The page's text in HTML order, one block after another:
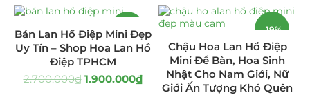
LỌC
DANH MỤC SẢN PHẨM
-30%
Bán Lan Hồ Điệp Mini Đẹp
Uy Tín – Shop Hoa Lan Hồ
Điệp TPHCM
2.700.000₫ 1.900.000₫
-19%
Chậu Hoa Lan Hồ Điệp
Mini Để Bàn, Hoa Sinh
Nhật Cho Nam Giới, Nữ
Giới Ấn Tượng Khó Quên